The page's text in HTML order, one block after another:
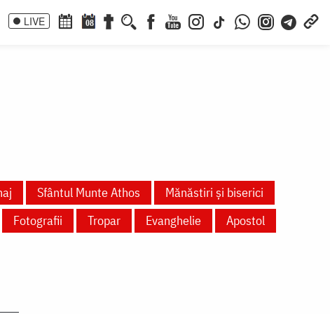
LIVE 08
Sfântul Munte Athos
Mănăstiri și biserici
Fotografii Tropar Evanghelie Apostol